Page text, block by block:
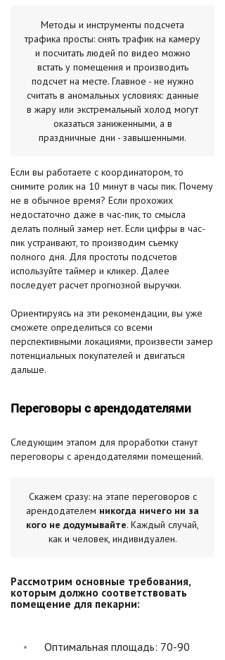
Методы и инструменты подсчета
трафика просты: снять трафик на камеру
и посчитать людей по видео можно
встать у помещения и производить
подсчет на месте. Главное - не нужно
считать в аномальных условиях: данные
в жару или экстремальный холод могут
оказаться заниженными, а в
праздничные дни - завышенными.
Если вы работаете с координатором, то
снимите ролик на 10 минут в часы пик. Почему
не в обычное время? Если прохожих
недостаточно даже в час-пик, то смысла
делать полный замер нет. Если цифры в час-
пик устраивают, то производим съемку
полного дня. Для простоты подсчетов
используйте таймер и кликер. Далее
последует расчет прогнозной выручки.
Ориентируясь на эти рекомендации, вы уже
сможете определиться со всеми
перспективными локациями, произвести замер
потенциальных покупателей и двигаться
дальше.
Переговоры с арендодателями
Следующим этапом для проработки станут
переговоры с арендодателями помещений.
Скажем сразу: на этапе переговоров с
арендодателем никогда ничего ни за
кого не додумывайте. Каждый случай,
как и человек, индивидуален.
Рассмотрим основные требования,
которым должно соответствовать
помещение для пекарни:
Оптимальная площадь: 70-90